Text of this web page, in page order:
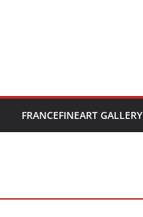
FRANCEFINEART GALLERY